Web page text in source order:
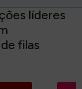
ões líderes
de filas